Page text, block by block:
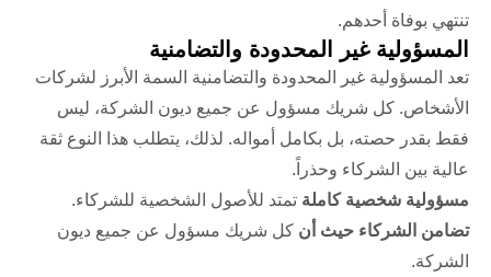
تنتهي بوفاة أحدهم.
المسؤولية غير المحدودة والتضامنية
تعد المسؤولية غير المحدودة والتضامنية السمة الأبرز لشركات
الأشخاص. كل شريك مسؤول عن جميع ديون الشركة، ليس
فقط بقدر حصته، بل بكامل أمواله. لذلك، يتطلب هذا النوع ثقة
عالية بين الشركاء وحذراً.
مسؤولية شخصية كاملة تمتد للأصول الشخصية للشركاء.
تضامن الشركاء حيث أن كل شريك مسؤول عن جميع ديون
الشركة.